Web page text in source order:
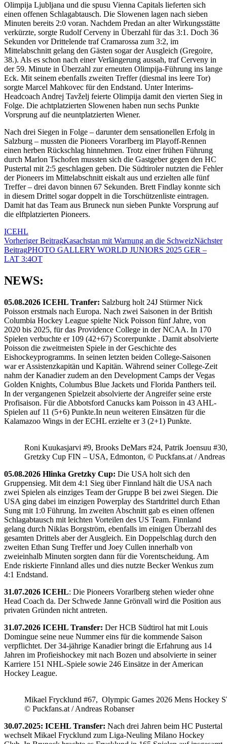
Olimpija Ljubljana und die spusu Vienna Capitals lieferten sich
einen offenen Schlagabtausch. Die Slowenen lagen nach sieben
Minuten bereits 2:0 voran. Nachdem Predan an alter Wirkungsstätte
verkürzte, sorgte Rudolf Cerveny in Überzahl für das 3:1. Doch 36
Sekunden vor Drittelende traf Cramarossa zum 3:2, im
Mittelabschnitt gelang den Gästen sogar der Ausgleich (Gregoire,
38.). Als es schon nach einer Verlängerung aussah, traf Cerveny in
der 59. Minute in Überzahl zur erneuten Olimpija-Führung ins lange
Eck. Mit seinem ebenfalls zweiten Treffer (diesmal ins leere Tor)
sorgte Marcel Mahkovec für den Endstand. Unter Interims-
Headcoach Andrej Tavželj feierte Olimpija damit den vierten Sieg in
Folge. Die achtplatzierten Slowenen haben nun sechs Punkte
Vorsprung auf die neuntplatzierten Wiener.
Nach drei Siegen in Folge – darunter dem sensationellen Erfolg in
Salzburg – mussten die Pioneers Vorarlberg im Playoff-Rennen
einen herben Rückschlag hinnehmen. Trotz einer frühen Führung
durch Marlon Tschofen mussten sich die Gastgeber gegen den HC
Pustertal mit 2:5 geschlagen geben. Die Südtiroler nutzten die Fehler
der Pioneers im Mittelabschnitt eiskalt aus und erzielten alle fünf
Treffer – drei davon binnen 67 Sekunden. Brett Findlay konnte sich
in diesem Drittel sogar doppelt in die Torschützenliste eintragen.
Damit hat das Team aus Bruneck nun sieben Punkte Vorsprung auf
die elftplatzierten Pioneers.
ICEHL
Beitragsnavigation
Vorheriger BeitragKasachstan mit Warnung an die SchweizNächster
BeitragPHOTO GALLERY WORLD JUNIORS 2025 GER –
LAT 3:4OT
NEWS:
05.08.2026 ICEHL Tranfer: Salzburg holt 24J Stürmer Nick
Poisson erstmals nach Europa. Nach zwei Saisonen in der British
Columbia Hockey League spielte Nick Poisson fünf Jahre, von
2020 bis 2025, für das Providence College in der NCAA. In 170
Spielen verbuchte er 109 (42+67) Scorerpunkte . Damit absolvierte
Poisson die zweitmeisten Spiele in der Geschichte des
Eishockeyprogramms. In seinen letzten beiden College-Saisonen
war er Assistenzkapitän und Kapitän. Während seiner College-Zeit
nahm der Kanadier zudem an den Development Camps der Vegas
Golden Knights, Columbus Blue Jackets und Florida Panthers teil.
In der vergangenen Spielzeit absolvierte der Angreifer seine erste
Profisaison. Für die Abbotsford Canucks kam Poisson in 43 AHL-
Spielen auf 11 (5+6) Punkte.In neun weiteren Einsätzen für die
Kalamazoo Wings in der ECHL erzielte er 3 (2+1) Punkte.
Roni Kuukasjarvi #9, Brooks DeMars #24, Patrik Joensuu
Gretzky Cup FIN – USA, Edmonton, © Puckfans.at / Andreas
05.08.2026 Hlinka Gretzky Cup: Die USA holt sich den
Gruppensieg. Mit dem 4:1 Sieg über Finnland hält die USA nach
zwei Spielen als einziges Team der Gruppe B bei zwei Siegen. Die
USA ging dabei im einzigen Powerplay des Startdrittel durch Ethan
Sung mit 1:0 Führung. Im zweiten Abschnitt gab es einen offenen
Schlagabtausch mit leichten Vorteilen des US Team. Finnland
gelang durch Niklas Borgström, ebenfalls im einigen Überzahl des
gesamten Drittels aber der Ausgleich. Ein Doppelschlag durch den
zweiten Ethan Sung Treffer und Joey Cullen innerhalb von
zweieinhalb Minuten sorgten dann für die Vorentscheidung. Am
Ende riskierte Finnland alles und dies nutzte Becker Wenkus zum
4:1 Endstand.
31.07.2026 ICEHL: Die Pioneers Vorarlberg stehen wieder ohne
Head Coach da. Der Schwede Janne Grönvall wird die Position aus
privaten Gründen nicht antreten.
31.07.2026 ICEHL Transfer: Der HCB Südtirol hat mit Louis
Domingue seine neue Nummer eins für die kommende Saison
verpflichtet. Der 34-jährige Kanadier bringt die Erfahrung aus 14
Jahren im Profieishockey mit nach Bozen und absolvierte in seiner
Karriere 151 NHL-Spiele sowie 246 Einsätze in der American
Hockey League.
Mikael Frycklund #67, Olympic Games 2026 Mens Hockey
© Puckfans.at / Andreas Robanser
30.07.2025: ICEHL Transfer: Nach drei Jahren beim HC Pustertal
wechselt Mikael Frycklund zum Liga-Neuling Milano Hockey